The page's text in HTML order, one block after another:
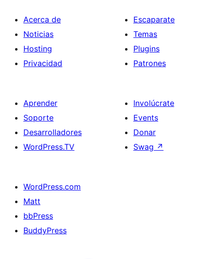
Acerca de
Noticias
Hosting
Privacidad
Escaparate
Temas
Plugins
Patrones
Aprender
Soporte
Desarrolladores
WordPress.TV
Involúcrate
Events
Donar
Swag ↗
WordPress.com
Matt
bbPress
BuddyPress